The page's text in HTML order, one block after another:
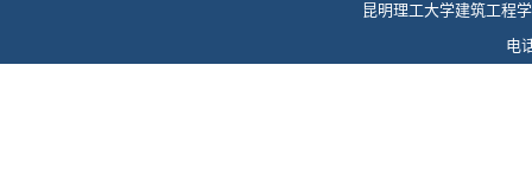
昆明理工大学建筑工程
电